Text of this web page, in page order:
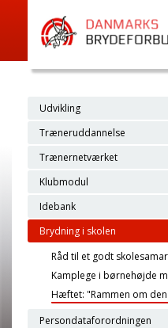
Udvikling
Træneruddannelse
Trænernetværket
Klubmodul
Idebank
Brydning i skolen
Råd til et godt
Kamplege i børnehøjde
Hæftet: "Rammen om
Persondataforordningen